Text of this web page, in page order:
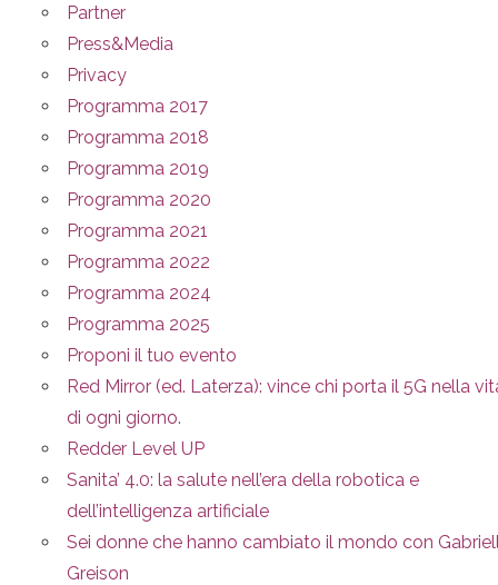
Partner
Press&Media
Privacy
Programma 2017
Programma 2018
Programma 2019
Programma 2020
Programma 2021
Programma 2022
Programma 2024
Programma 2025
Proponi il tuo evento
Red Mirror (ed. Laterza): vince chi porta il 5G nella
di ogni giorno.
Redder Level UP
Sanita’ 4.0: la salute nell’era della robotica e
dell’intelligenza artificiale
Sei donne che hanno cambiato il mondo con
Greison